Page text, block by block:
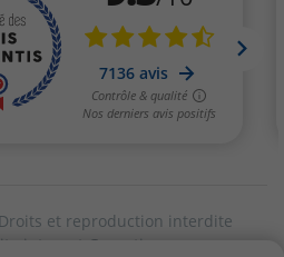
Droits et reproduction interdite
internet Greentic